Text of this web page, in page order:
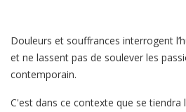
Douleurs et souffrances interrogent
et ne lassent pas de soulever les
contemporain.
C'est dans ce contexte que se tiendra